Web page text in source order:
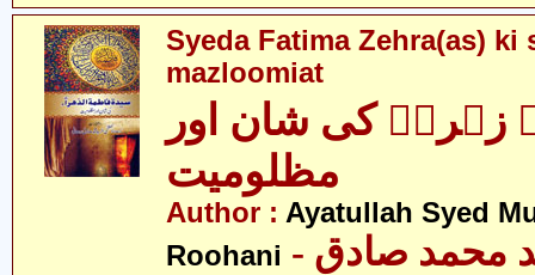
Syeda Fatima Zehra(as) ki
mazloomiat
زہراؑ کی شان اور
مظلومیت
Author : Ayatullah Syed
Roohani - آیت اللہ سید محمد صادق